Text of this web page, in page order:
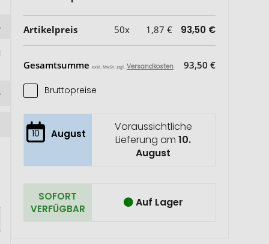
Artikelpreis 50x 1,87 € 93,50 €
Gesamtsumme exkl. MwSt. zzgl. Versandkosten 93,50 €
Bruttopreise
10 August
Voraussichtliche
Lieferung am10.
August
SOFORT
VERFÜGBAR
Auf Lager